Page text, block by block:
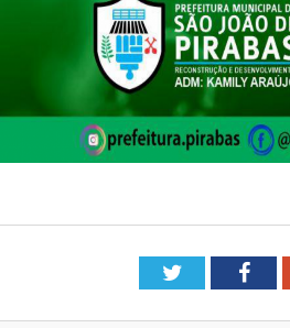
Twitter